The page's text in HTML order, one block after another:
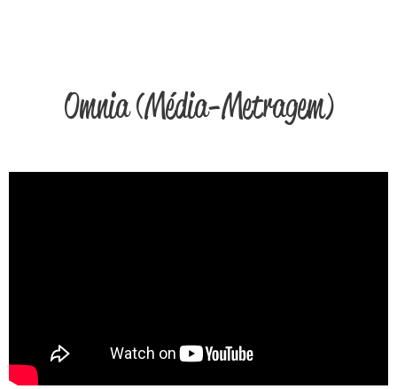
Omnia (Média-Metragem)